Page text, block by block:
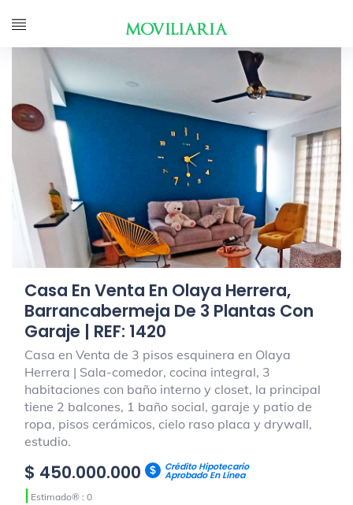
Casa En Venta En Olaya Herrera,
Barrancabermeja De 3 Plantas Con
Garaje | REF: 1420
Casa en Venta de 3 pisos esquinera en Olaya
Herrera | Sala-comedor, cocina integral, 3
habitaciones con baño interno y closet, la principal
tiene 2 balcones, 1 baño social, garaje y patio de
ropa, pisos cerámicos, cielo raso placa y drywall,
estudio.
$ 450.000.000 Crédito Hipotecario
Aprobado En Línea
| Estimado® : 0